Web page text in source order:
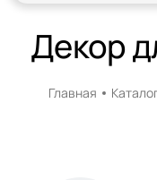
Декор
Главная